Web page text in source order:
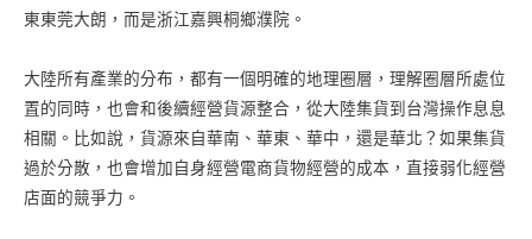
東東莞大朗，而是浙江嘉興桐鄉濮院。
大陸所有產業的分布，都有一個明確的地理圈層，理解圈層所處位
置的同時，也會和後續經營貨源整合，從大陸集貨到台灣操作息息
相關。比如說，貨源來自華南、華東、華中，還是華北？如果集貨
過於分散，也會增加自身經營電商貨物經營的成本，直接弱化經營
店面的競爭力。